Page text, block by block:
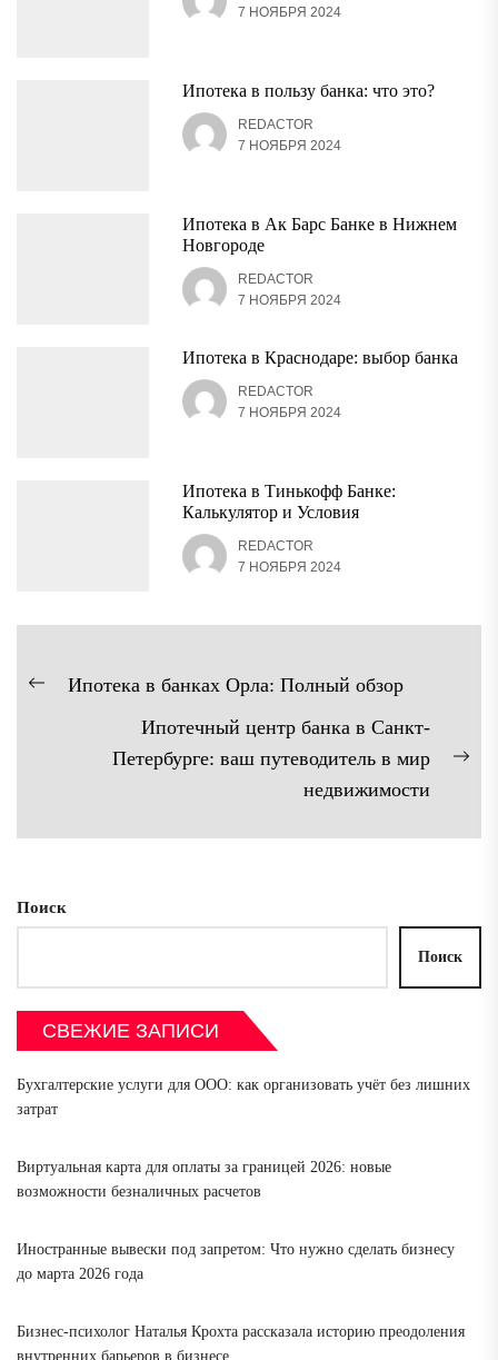
7 НОЯБРЯ 2024
Ипотека в пользу банка: что это?
REDACTOR
7 НОЯБРЯ 2024
Ипотека в Ак Барс Банке в Нижнем
Новгороде
REDACTOR
7 НОЯБРЯ 2024
Ипотека в Краснодаре: выбор банка
REDACTOR
7 НОЯБРЯ 2024
Ипотека в Тинькофф Банке:
Калькулятор и Условия
REDACTOR
7 НОЯБРЯ 2024
Навигация
записям
Предыдущая
Ипотека в банках Орла: Полный обзор
Ипотечный центр банка в Санкт-
Петербурге: ваш путеводитель в мир
недвижимости
Поиск
Поиск
СВЕЖИЕ ЗАПИСИ
Бухгалтерские услуги для ООО: как организовать учёт без лишних
затрат
Виртуальная карта для оплаты за границей 2026: новые
возможности безналичных расчетов
Иностранные вывески под запретом: Что нужно сделать бизнесу
до марта 2026 года
Бизнес-психолог Наталья Крохта рассказала историю преодоления
внутренних барьеров в бизнесе